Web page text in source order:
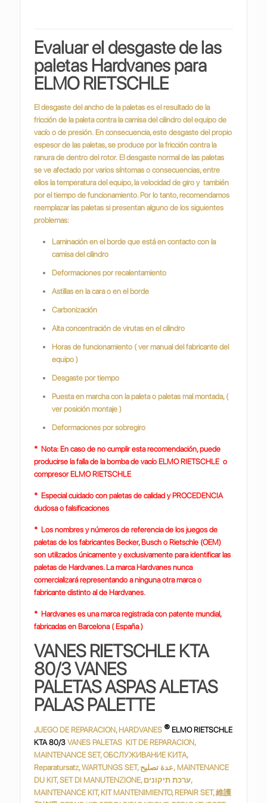
Evaluar el desgaste de las
paletas Hardvanes para
ELMO RIETSCHLE
El desgaste del ancho de la paletas es el resultado de la
fricción de la paleta contra la camisa del cilindro del equipo de
vacío o de presión. En consecuencia, este desgaste del propio
espesor de las paletas, se produce por la fricción contra la
ranura de dentro del rotor. El desgaste normal de las paletas
se ve afectado por varios síntomas o consecuencias, entre
ellos la temperatura del equipo, la velocidad de giro y también
por el tiempo de funcionamiento. Por lo tanto, recomendamos
reemplazar las paletas si presentan alguno de los siguientes
problemas:
Laminación en el borde que está en contacto con la
camisa del cilindro
Deformaciones por recalentamiento
Astillas en la cara o en el borde
Carbonización
Alta concentración de virutas en el cilindro
Horas de funcionamiento ( ver manual del fabricante del
equipo )
Desgaste por tiempo
Puesta en marcha con la paleta o paletas mal montada, (
ver posición montaje )
Deformaciones por sobregiro
* Nota: En caso de no cumplir esta recomendación, puede
producirse la falla de la bomba de vacío ELMO RIETSCHLE o
compresor ELMO RIETSCHLE
* Especial cuidado con paletas de calidad y PROCEDENCIA
dudosa o falsificaciones
* Los nombres y números de referencia de los juegos de
paletas de los fabricantes Becker, Busch o Rietschle (OEM)
son utilizados únicamente y exclusivamente para identificar las
paletas de Hardvanes. La marca Hardvanes nunca
comercializará representando a ninguna otra marca o
fabricante distinto al de Hardvanes.
* Hardvanes es una marca registrada con patente mundial,
fabricadas en Barcelona ( España )
VANES RIETSCHLE KTA
80/3 VANES
PALETAS ASPAS ALETAS
PALAS PALETTE
JUEGO DE REPARACION, HARDVANES ® ELMO RIETSCHLE
KTA 80/3 VANES PALETAS KIT DE REPARACION,
MAINTENANCE SET, ОБСЛУЖИВАНИЕ КИТА,
Reparatursatz, WARTUNGS SET, عدة تصليح, MAINTENANCE
DU KIT, SET DI MANUTENZIONE, ערכת תיקונים,
MAINTENANCE KIT, KIT MANTENIMIENTO, REPAIR SET, 維護